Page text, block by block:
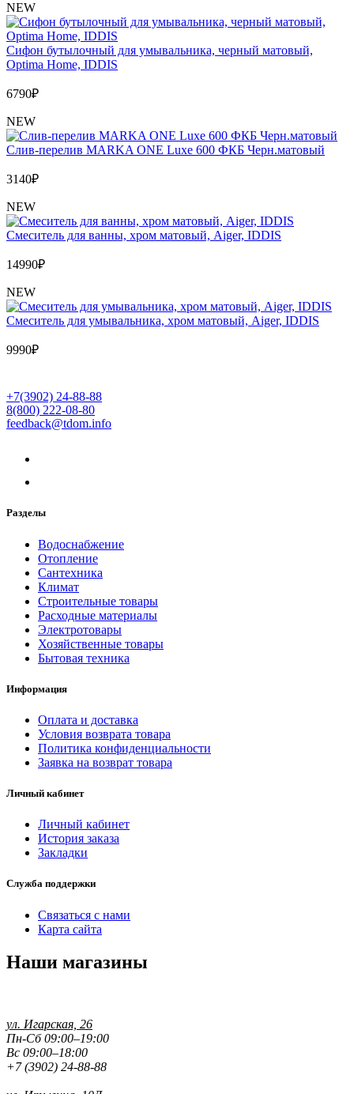
NEW
Сифон бутылочный для умывальника, черный матовый,
Optima Home, IDDIS
6790₽
NEW
Слив-перелив MARKA ONE Luxe 600 ФКБ Черн.матовый
3140₽
NEW
Cмеситель для ванны, хром матовый, Aiger, IDDIS
14990₽
NEW
Cмеситель для умывальника, хром матовый, Aiger, IDDIS
9990₽
+7(3902) 24-88-88
8(800) 222-08-80
feedback@tdom.info
Разделы
Водоснабжение
Отопление
Сантехника
Климат
Строительные товары
Расходные материалы
Электротовары
Хозяйственные товары
Бытовая техника
Информация
Оплата и доставка
Условия возврата товара
Политика конфиденциальности
Заявка на возврат товара
Личный кабинет
Личный кабинет
История заказа
Закладки
Служба поддержки
Связаться с нами
Карта сайта
Наши магазины
ул. Игарская, 26
Пн-Сб 09:00–19:00
Вс 09:00–18:00
+7 (3902) 24-88-88